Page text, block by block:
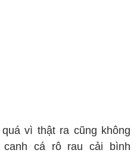
vì thật ra cũng không
cá rô rau cải bình